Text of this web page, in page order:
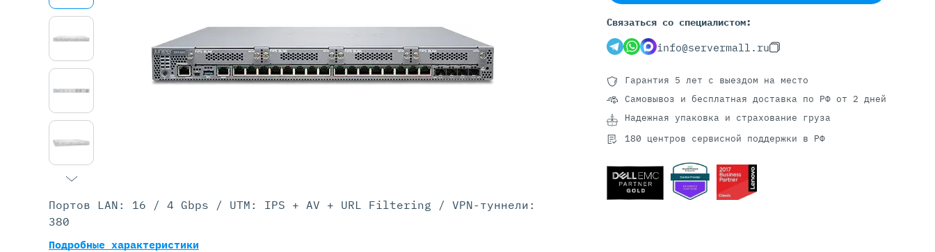
Серверы DELL
DELL G17
DELL G16
DELL G15
HPE Gen12
HPE Gen11
HPE Gen10 Plus
Серверы С GPU
С GPU NVIDIA
С GPU Huawei Ascend
С 2 GPU
С 4 GPU
Связаться со специалистом:
info@servermall.ru
Гарантия 5 лет с выездом на место
Самовывоз и бесплатная доставка по РФ от 2 дней
Надежная упаковка и страхование груза
180 центров сервисной поддержки в РФ
Портов LAN: 16 / 4 Gbps / UTM: IPS + AV + URL Filtering / VPN-туннели:
380
Подробные характеристики